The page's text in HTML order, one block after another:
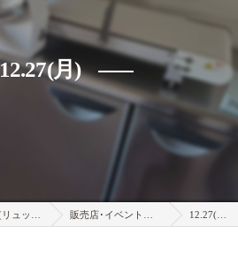
12.27(月)
販売店･イベント情報 12.27(月)